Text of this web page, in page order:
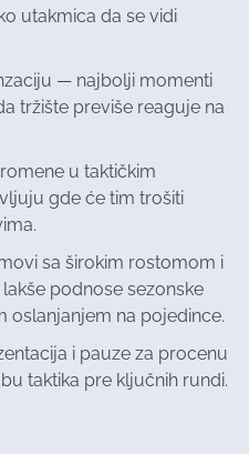
utakmica da se vidi
— najbolji momenti
tržište previše reaguje na
u taktičkim
gde će tim trošiti
sa širokim rostomom i
podnose sezonske
oslanjanjem na pojedince.
i pauze za procenu
taktika pre ključnih rundi.